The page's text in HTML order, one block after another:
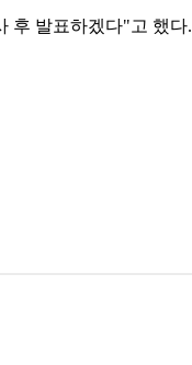
후 발표하겠다"고 했다.